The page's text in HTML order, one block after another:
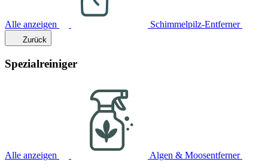
Alle anzeigen Schimmelpilz-Entferner
Zurück
Spezialreiniger
Alle anzeigen Algen & Moosentferner